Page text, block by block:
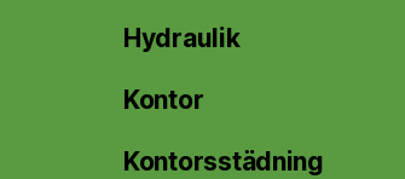
Hydraulik
Kontor
Kontorsstädning